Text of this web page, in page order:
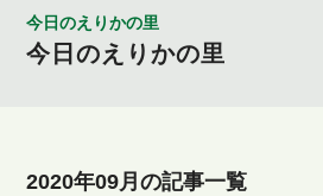
今日のえりかの里
今日のえりかの里
2020年09月の記事一覧